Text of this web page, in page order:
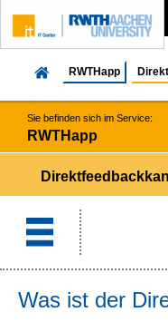
ZUM INHALTSBEREICH
ZUR HAUPTNAVIGATION
ZUR SUCHE
RWTHapp
Sie befinden sich im Service:
RWTHapp
Was ist der